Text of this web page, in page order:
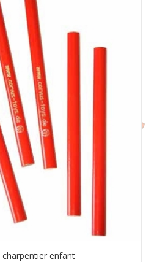
charpentier enfant